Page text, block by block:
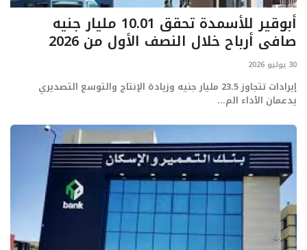
أبوقير للأسمدة تحقق 10.01 مليار جنيه
صافي أرباح خلال النصف الأول من 2026
30 يوليو 2026
إيرادات تتجاوز 23.5 مليار جنيه وزيادة الإنتاج والتوسع التصديري
يدعمان الأداء الم...